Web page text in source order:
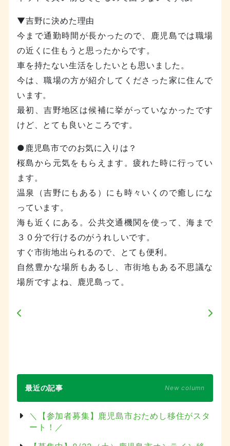
▼吉野に決めた理由
今まで通勤時間が長かったので、鹿児島では職場
の近くに住もうと思ったからです。
車を持たない生活をしたいとも思いました。
今は、職場の方が紹介してくださった家に住んで
います。
最初、吉野地区は候補に挙がっていなかったです
けど、とても良いところです。
●鹿児島市でのお気に入りは？
桜島から元気をもらえます。疲れた時に行ってい
ます。
温泉（吉野にもある）にも時々いくので癒しにな
っています。
海も近くにある。公共交通機関を使って、海まで
３０分で行けるのがうれしいです。
すぐ市街地出られるので、とても便利。
自然豊かな場所もあるし、市街地もある不思議な
場所ですよね、鹿児島って。
最近の記事 New column
＼【参加者募集】鹿児島市おためし移住がスタ
ート！／